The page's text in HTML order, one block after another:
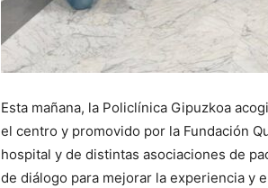
Esta mañana, la Policlínica Gipuzkoa
el centro y promovido por la Fundación
hospital y de distintas asociaciones de
de diálogo para mejorar la experiencia y